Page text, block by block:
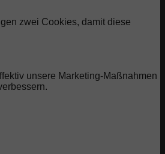
zwei Cookies, damit diese
unsere Marketing-Maßnahmen